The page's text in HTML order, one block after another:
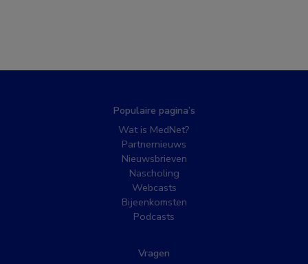
Populaire pagina’s
Wat is MedNet?
Partnernieuws
Nieuwsbrieven
Nascholing
Webcasts
Bijeenkomsten
Podcasts
Vragen